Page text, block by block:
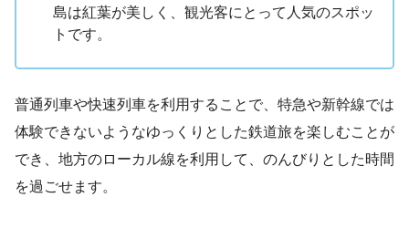
島は紅葉が美しく、観光客にとって人気のスポッ
トです。
普通列車や快速列車を利用することで、特急や新幹線では
体験できないようなゆっくりとした鉄道旅を楽しむことが
でき、地方のローカル線を利用して、のんびりとした時間
を過ごせます。